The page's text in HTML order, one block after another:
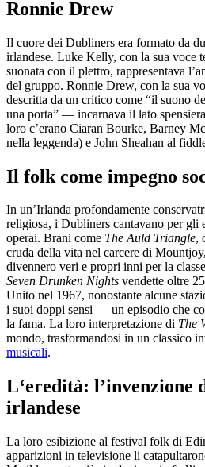
Ronnie Drew
Il cuore dei Dubliners era formato da
irlandese. Luke Kelly, con la sua voce
suonata con il plettro, rappresentava
del gruppo. Ronnie Drew, con la sua
descritta da un critico come “il suono
una porta” — incarnava il lato
loro c’erano Ciaran Bourke, Barney
nella leggenda) e John Sheahan al
Il folk come impegno
In un’Irlanda profondamente
religiosa, i Dubliners cantavano per gli
operai. Brani come The Auld Triangle,
cruda della vita nel carcere di
divennero veri e propri inni per la
Seven Drunken Nights vendette oltre
Unito nel 1967, nonostante alcune
i suoi doppi sensi — un episodio che
la fama. La loro interpretazione di The
mondo, trasformandosi in un classico
musicali.
L‘eredità: l’invenzione
irlandese
La loro esibizione al festival folk di
apparizioni in televisione li